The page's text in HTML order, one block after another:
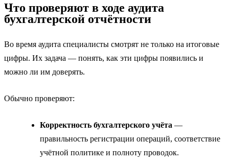
Что проверяют в ходе аудита
бухгалтерской отчётности
Во время аудита специалисты смотрят не только на итоговые
цифры. Их задача — понять, как эти цифры появились и
можно ли им доверять.
Обычно проверяют:
Корректность бухгалтерского учёта —
правильность регистрации операций, соответствие
учётной политике и полноту проводок.